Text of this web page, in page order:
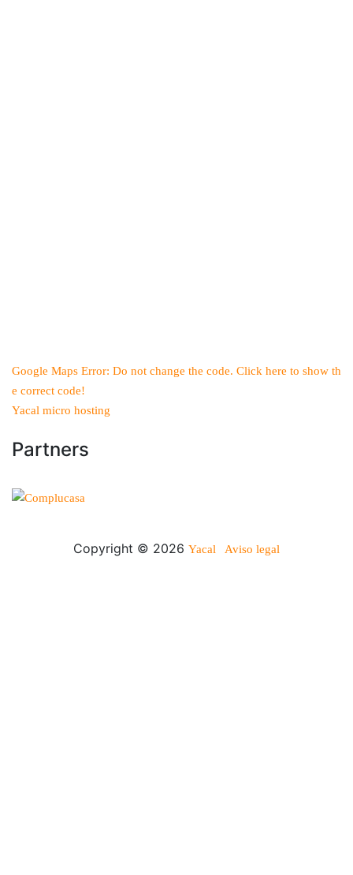
Google Maps Error: Do not change the code. Click here to show th
e correct code!
Yacal micro hosting
Partners
Copyright © 2026 Yacal Aviso legal